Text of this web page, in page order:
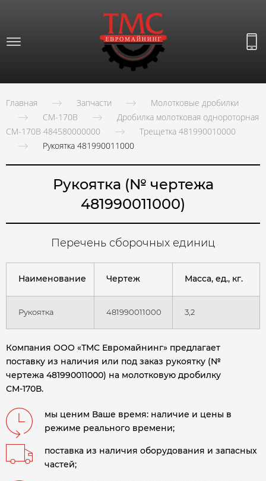
Главная Запчасти
Молотковые дробилки
СМ-170В
Дробилка молотковая однороторная
СМ-170В 484580000000
Трещетка 481990010000
Рукоятка 481990011000
Рукоятка (№ чертежа
481990011000)
Перечень сборочных единиц
Наименование Чертеж Масса, ед., кг.
Рукоятка 481990011000 3,2
Компания ООО «ТМС Евромайнинг» предлагает
поставку из наличия или под заказ рукоятку (№
чертежа 481990011000) на молотковую дробилку
СМ-170В.
мы ценим Ваше время: наличие и цены в
режиме реального времени;
поставка из наличия оборудования и запасных
частей;